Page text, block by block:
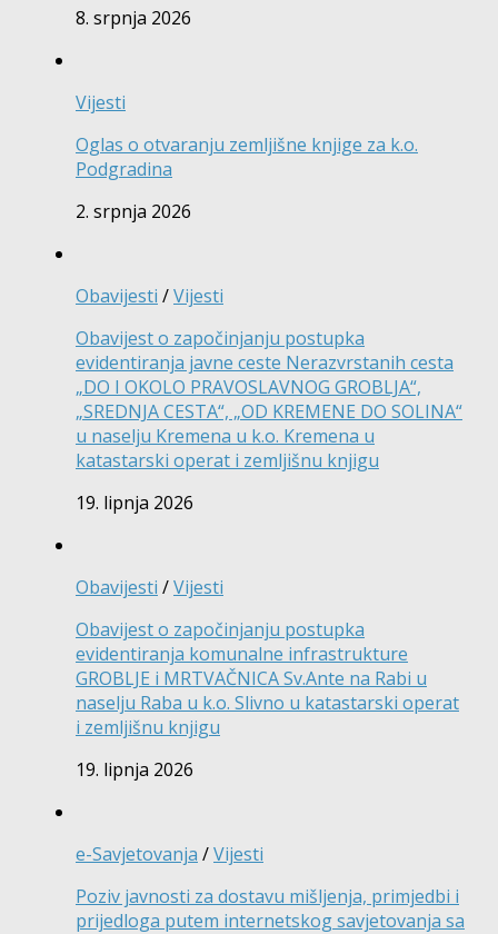
8. srpnja 2026
Vijesti
Oglas o otvaranju zemljišne knjige za k.o.
Podgradina
2. srpnja 2026
Obavijesti /Vijesti
Obavijest o započinjanju postupka
evidentiranja javne ceste Nerazvrstanih cesta
„DO I OKOLO PRAVOSLAVNOG GROBLJA“,
„SREDNJA CESTA“, „OD KREMENE DO SOLINA“
u naselju Kremena u k.o. Kremena u
katastarski operat i zemljišnu knjigu
19. lipnja 2026
Obavijesti /Vijesti
Obavijest o započinjanju postupka
evidentiranja komunalne infrastrukture
GROBLJE i MRTVAČNICA Sv.Ante na Rabi u
naselju Raba u k.o. Slivno u katastarski operat
i zemljišnu knjigu
19. lipnja 2026
e-Savjetovanja /Vijesti
Poziv javnosti za dostavu mišljenja, primjedbi i
prijedloga putem internetskog savjetovanja sa